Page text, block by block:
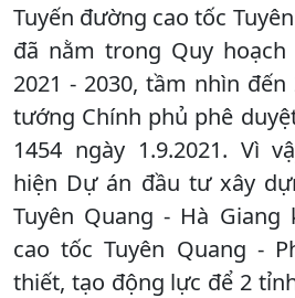
Tuyến đường cao tốc
đã nằm trong Quy
2021 - 2030, tầm nhìn
tướng Chính phủ phê
1454 ngày 1.9.2021. Vì
hiện Dự án đầu tư xây
Tuyên Quang - Hà
cao tốc Tuyên Quang -
thiết, tạo động lực để 2